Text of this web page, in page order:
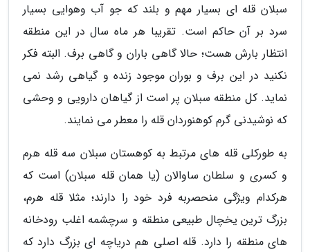
سبلان قله ای بسیار مهم و بلند که جو آب وهوایی بسیار
سرد بر آن حاکم است. تقریبا هر ماه سال در این منطقه
انتظار بارش هست؛ حالا گاهی باران و گاهی برف. البته فکر
نکنید در این برف و بوران موجود زنده و گیاهی رشد نمی
نماید. کل منطقه سبلان پر است از گیاهان دارویی و وحشی
که نوشیدنی گرم کوهنوردان قله را معطر می نمایند.
به طورکلی قله های مرتبط به کوهستان سبلان سه قله هرم
و کسری و سلطان ساوالان (یا همان قله سبلان) است که
هرکدام ویژگی منحصربه فرد خود را دارند؛ مثلا قله هرم،
بزرگ ترین یخچال طبیعی منطقه و سرچشمه اغلب رودخانه
های منطقه را دارد. قله اصلی هم دریاچه ای بزرگ دارد که